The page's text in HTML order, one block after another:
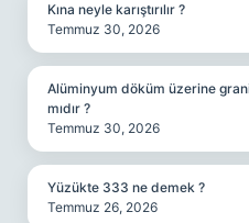
Kına neyle karıştırılır ?
Temmuz 30, 2026
Alüminyum döküm üzerine
mıdır ?
Temmuz 30, 2026
Yüzükte 333 ne demek ?
Temmuz 26, 2026